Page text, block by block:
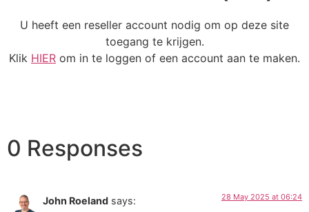
U heeft een reseller account nodig om op deze site
toegang te krijgen.
Klik HIER om in te loggen of een account aan te maken.
0 Responses
John Roeland says: 28 May 2025 at 06:24